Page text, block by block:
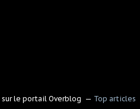
sur le portail Overblog Top articles